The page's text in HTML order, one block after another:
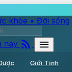
khỏe • Đời sống
nay rss_feed menu
Giới Tính